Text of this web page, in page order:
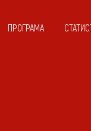
ПРОГРАМА